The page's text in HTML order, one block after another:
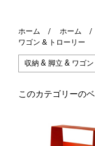
ホーム ホーム
ワゴン & トローリー
収納 & 脚立 & ワゴン
このカテゴリーの